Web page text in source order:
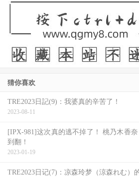
猜你喜欢
TRE2023日記(9)：我婆真的辛苦了！
2023-08-11
[IPX-981]这次真的逃不掉了！ 桃乃木香
到翻！
2023-01-19
TRE2023日记(7)：凉森玲梦（涼森れむ）